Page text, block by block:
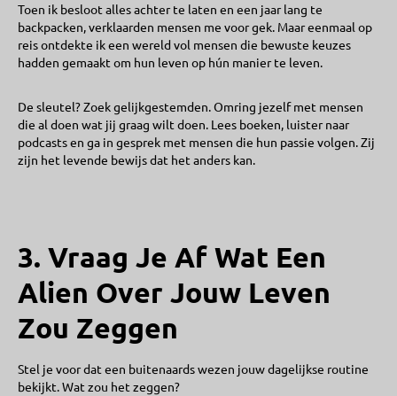
Toen ik besloot alles achter te laten en een jaar lang te
backpacken, verklaarden mensen me voor gek. Maar eenmaal op
reis ontdekte ik een wereld vol mensen die bewuste keuzes
hadden gemaakt om hun leven op hún manier te leven.
De sleutel? Zoek gelijkgestemden. Omring jezelf met mensen
die al doen wat jij graag wilt doen. Lees boeken, luister naar
podcasts en ga in gesprek met mensen die hun passie volgen. Zij
zijn het levende bewijs dat het anders kan.
3. Vraag Je Af Wat Een
Alien Over Jouw Leven
Zou Zeggen
Stel je voor dat een buitenaards wezen jouw dagelijkse routine
bekijkt. Wat zou het zeggen?